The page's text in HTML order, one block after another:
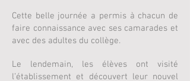
Cette belle journée a permis à chacun de
faire connaissance avec ses camarades et
avec des adultes du collège.
Le lendemain, les élèves ont visité
l’établissement et découvert leur nouvel